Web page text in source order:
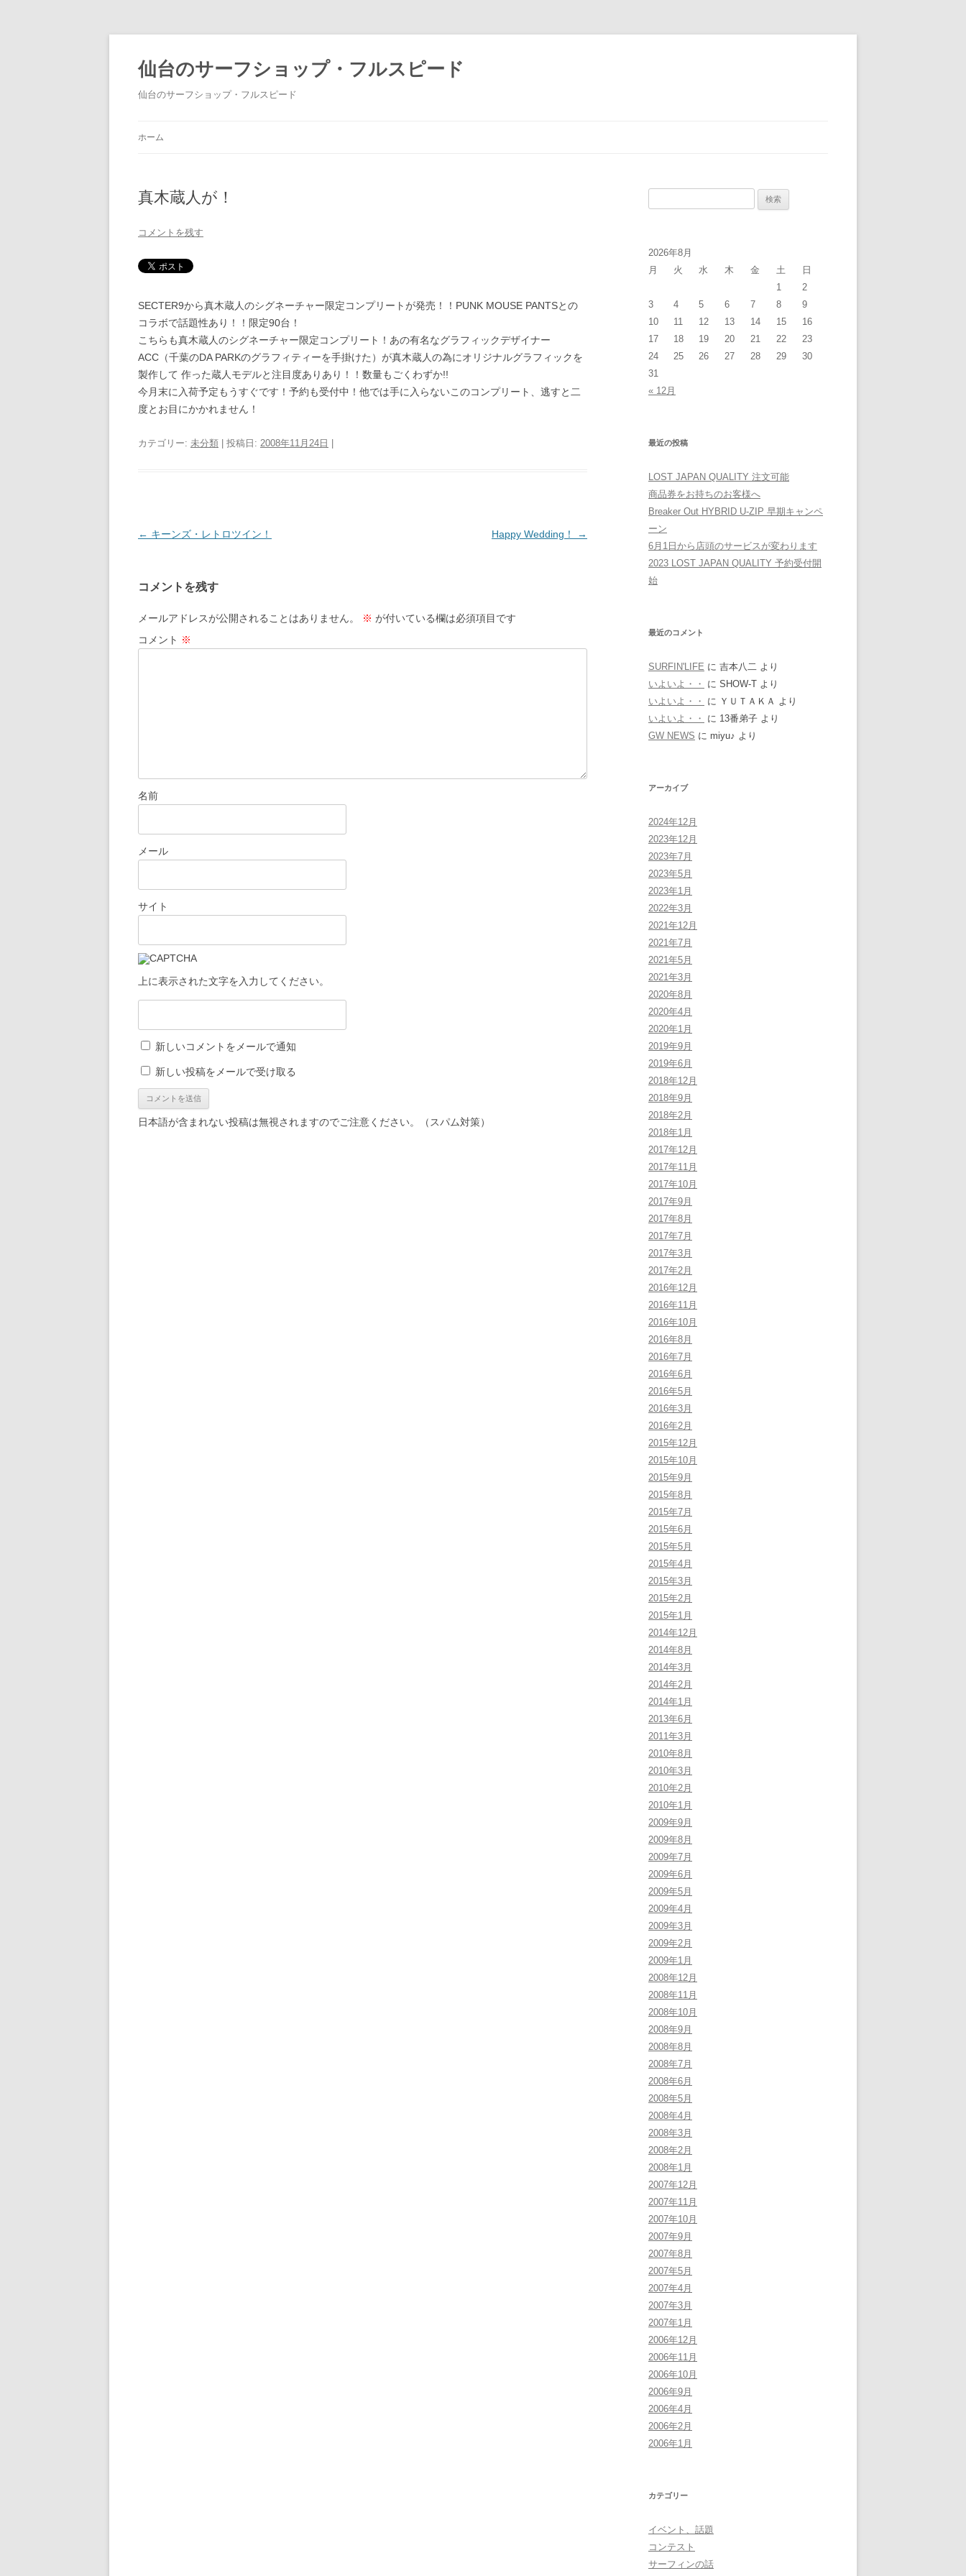
仙台のサーフショップ・フルスピード
仙台のサーフショップ・フルスピード
ホーム
真木蔵人が！
コメントを残す
SECTER9から真木蔵人のシグネーチャー限定コンプリートが発売！！PUNK MOUSE PANTSとの
コラボで話題性あり！！限定90台！
こちらも真木蔵人のシグネーチャー限定コンプリート！あの有名なグラフィックデザイナー
ACC（千葉のDA PARKのグラフィティーを手掛けた）が真木蔵人の為にオリジナルグラフィックを
製作して 作った蔵人モデルと注目度ありあり！！数量もごくわずか!!
今月末に入荷予定もうすぐです！予約も受付中！他では手に入らないこのコンプリート、逃すと二
度とお目にかかれません！
カテゴリー: 未分類 | 投稿日: 2008年11月24日
投
ビ
ゲ
ー
← キーンズ・レトロツイン！ Happy Wedding！ →
コメントを残す
メールアドレスが公開されることはありません。 ※ が付いている欄は必須項目です
コメント ※
名前
メール
サイト
上に表示された文字を入力してください。
新しいコメントをメールで通知
新しい投稿をメールで受け取る
日本語が含まれない投稿は無視されますのでご注意ください。（スパム対策）
2026年8月
月
火 水 木 金 土
日
1
2
3
4 5 6 7 8
9
10
11 12 13 14 15
16
17
18 19 20 21 22
23
24
25 26 27 28 29
30
31
« 12月
最近の投稿
LOST JAPAN QUALITY 注文可能
商品券をお持ちのお客様へ
Breaker Out HYBRID U-ZIP 早期キャンペ
ーン
6月1日から店頭のサービスが変わります
2023 LOST JAPAN QUALITY 予約受付開
始
最近のコメント
SURFIN'LIFE に 吉本八二 より
いよいよ・・
に SHOW-T より
いよいよ・・
に ＹＵＴＡＫＡ より
いよいよ・・
に 13番弟子 より
GW NEWS に miyu♪ より
アーカイブ
2024年12月
2023年12月
2023年7月
2023年5月
2023年1月
2022年3月
2021年12月
2021年7月
2021年5月
2021年3月
2020年8月
2020年4月
2020年1月
2019年9月
2019年6月
2018年12月
2018年9月
2018年2月
2018年1月
2017年12月
2017年11月
2017年10月
2017年9月
2017年8月
2017年7月
2017年3月
2017年2月
2016年12月
2016年11月
2016年10月
2016年8月
2016年7月
2016年6月
2016年5月
2016年3月
2016年2月
2015年12月
2015年10月
2015年9月
2015年8月
2015年7月
2015年6月
2015年5月
2015年4月
2015年3月
2015年2月
2015年1月
2014年12月
2014年8月
2014年3月
2014年2月
2014年1月
2013年6月
2011年3月
2010年8月
2010年3月
2010年2月
2010年1月
2009年9月
2009年8月
2009年7月
2009年6月
2009年5月
2009年4月
2009年3月
2009年2月
2009年1月
2008年12月
2008年11月
2008年10月
2008年9月
2008年8月
2008年7月
2008年6月
2008年5月
2008年4月
2008年3月
2008年2月
2008年1月
2007年12月
2007年11月
2007年10月
2007年9月
2007年8月
2007年5月
2007年4月
2007年3月
2007年1月
2006年12月
2006年11月
2006年10月
2006年9月
2006年4月
2006年2月
2006年1月
カテゴリー
イベント、話題
コンテスト
サーフィンの話